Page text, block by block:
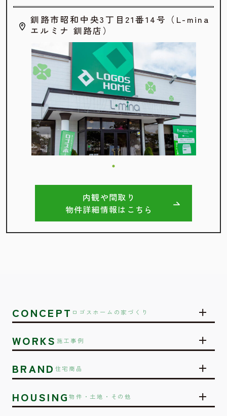
釧路市昭和中央3丁目21番14号（L-mina
エルミナ 釧路店）
内観や間取り
物件詳細情報はこちら
CONCEPT ロゴスホームの家づくり
WORKS 施工事例
BRAND 住宅商品
HOUSING物件・土地・その他